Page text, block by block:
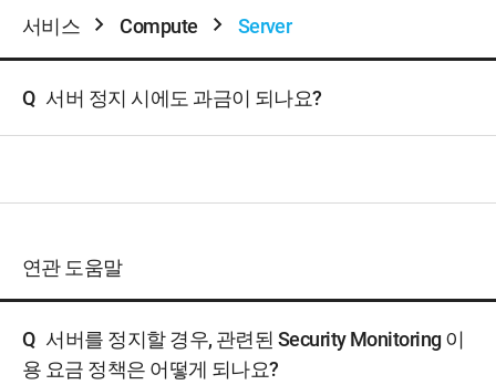
서비스 Compute Server
Q 서버 정지 시에도 과금이 되나요?
연관 도움말
Q 서버를 정지할 경우, 관련된 Security Monitoring 이
용 요금 정책은 어떻게 되나요?